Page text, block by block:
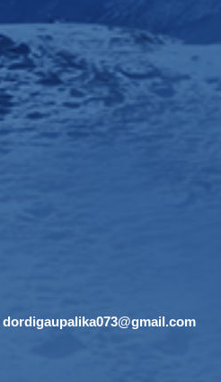
dordigaupalika073@gmail.com